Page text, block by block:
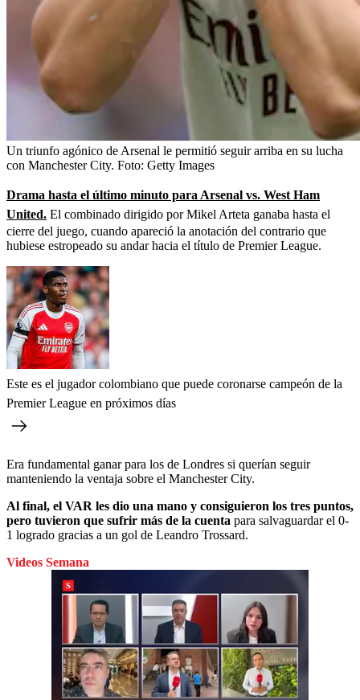
Un triunfo agónico de Arsenal le permitió seguir arriba en su lucha
con Manchester City. Foto: Getty Images
Drama hasta el último minuto para Arsenal vs. West Ham
United. El combinado dirigido por Mikel Arteta ganaba hasta el
cierre del juego, cuando apareció la anotación del contrario que
hubiese estropeado su andar hacia el título de Premier League.
Este es el jugador colombiano que puede coronarse campeón de la
Premier League en próximos días
Era fundamental ganar para los de Londres si querían seguir
manteniendo la ventaja sobre el Manchester City.
Al final, el VAR les dio una mano y consiguieron los tres puntos,
pero tuvieron que sufrir más de la cuenta para salvaguardar el 0-
1 logrado gracias a un gol de Leandro Trossard.
Videos Semana